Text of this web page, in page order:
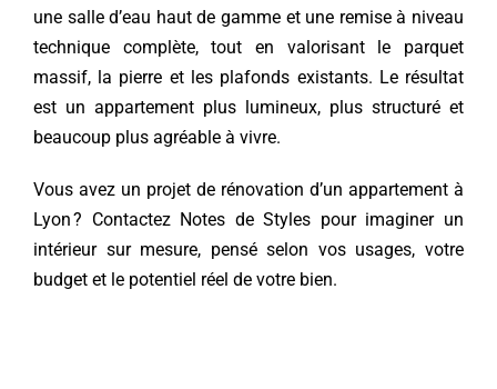
une salle d’eau haut de gamme et une remise à niveau
technique complète, tout en valorisant le parquet
massif, la pierre et les plafonds existants. Le résultat
est un appartement plus lumineux, plus structuré et
beaucoup plus agréable à vivre.
Vous avez un projet de rénovation d’un appartement à
Lyon ? Contactez Notes de Styles pour imaginer un
intérieur sur mesure, pensé selon vos usages, votre
budget et le potentiel réel de votre bien.